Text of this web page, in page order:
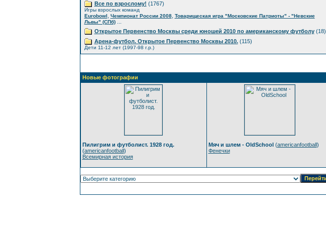
Все по взрослому! (1767)
Игры взрослых команд
Eurobowl
Чемпионат России 2008, Товарищеская игра "Московские Патриоты" - "Невские
Львы" (СПб)...
Открытое Первенство Москвы среди юношей 2010 по американскому футболу(18)
Арена-футбол. Открытое Первенство Москвы 2010.(115)
Дети 11-12 лет (1997-98 г.р.)
Новые фотографии
Пилигрим и футболист. 1928 год.
(americanfootball)
Всемирная история
Мяч и шлем - OldSchool(americanfootball)
Фенечки